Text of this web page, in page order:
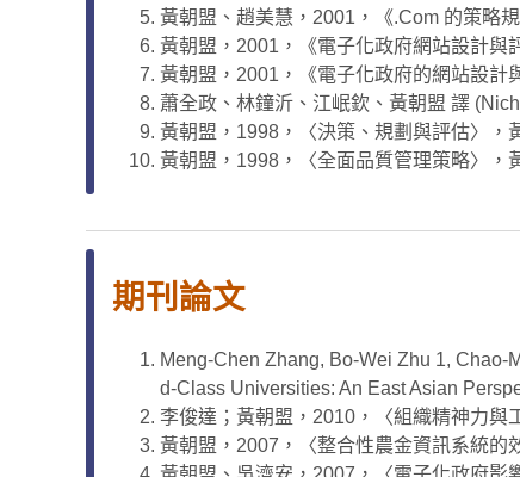
黃朝盟、趙美慧，2001，《.Com 的策略
黃朝盟，2001，《電子化政府網站設計與
黃朝盟，2001，《電子化政府的網站設計
蕭全政、林鐘沂、江岷欽、黃朝盟 譯
黃朝盟，1998，〈決策、規劃與評估〉，
黃朝盟，1998，〈全面品質管理策略〉，
期刊論文
Meng-Chen Zhang, Bo-Wei Zhu 1, Chao-
d-Class Universities: An East Asian
李俊達；黃朝盟，2010，〈組織精神力與
黃朝盟，2007，〈整合性農金資訊系統的